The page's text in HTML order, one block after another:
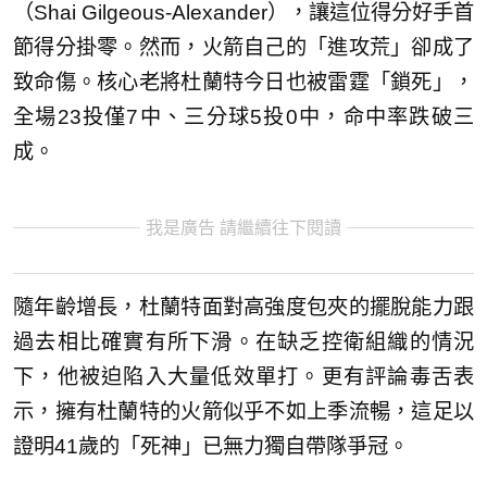
（Shai Gilgeous-Alexander），讓這位得分好手首
節得分掛零。然而，火箭自己的「進攻荒」卻成了
致命傷。核心老將杜蘭特今日也被雷霆「鎖死」，
全場23投僅7中、三分球5投0中，命中率跌破三
成。
我是廣告 請繼續往下閱讀
隨年齡增長，杜蘭特面對高強度包夾的擺脫能力跟
過去相比確實有所下滑。在缺乏控衛組織的情況
下，他被迫陷入大量低效單打。更有評論毒舌表
示，擁有杜蘭特的火箭似乎不如上季流暢，這足以
證明41歲的「死神」已無力獨自帶隊爭冠。